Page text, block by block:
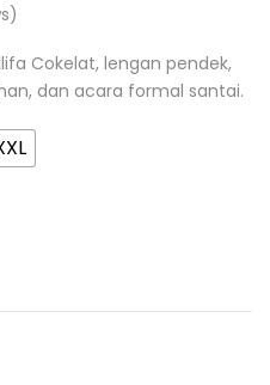
Cokelat, lengan pendek,
dan acara formal santai.